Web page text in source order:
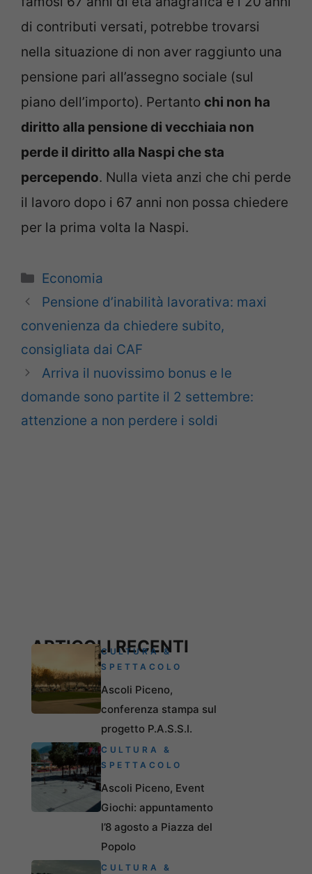
di contributi versati, potrebbe trovarsi
nella situazione di non aver raggiunto una
pensione pari all’assegno sociale (sul
piano dell’importo). Pertanto chi non ha
diritto alla pensione di vecchiaia non
perde il diritto alla Naspi che sta
percependo. Nulla vieta anzi che chi perde
il lavoro dopo i 67 anni non possa chiedere
per la prima volta la Naspi.
Categorie
Economia
Pensione d’inabilità lavorativa: maxi
convenienza da chiedere subito,
consigliata dai CAF
Arriva il nuovissimo bonus e le
domande sono partite il 2 settembre:
attenzione a non perdere i soldi
ARTICOLI RECENTI
CULTURA &
SPETTACOLO
Ascoli Piceno,
conferenza stampa sul
progetto P.A.S.S.I.
CULTURA &
SPETTACOLO
Ascoli Piceno, Event
Giochi: appuntamento
l’8 agosto a Piazza del
Popolo
CULTURA &